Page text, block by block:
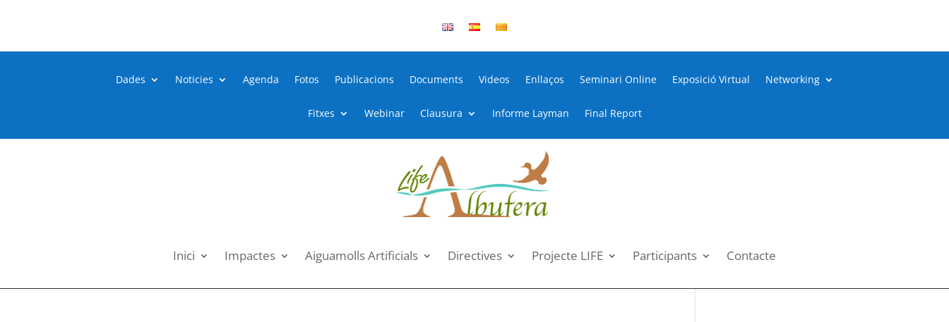
Dades Noticies Agenda Fotos Publicacions Documents Videos Enllaços Seminari Online Exposició Virtual Networking
Fitxes Webinar Clausura Informe Layman Final Report
Inici Impactes Aiguamolls Artificials Directives Projecte LIFE Participants Contacte